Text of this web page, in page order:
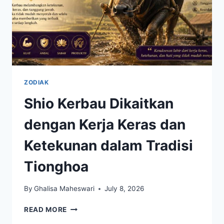
ZODIAK
Shio Kerbau Dikaitkan
dengan Kerja Keras dan
Ketekunan dalam Tradisi
Tionghoa
By Ghalisa Maheswari July 8, 2026
READ MORE SHIO